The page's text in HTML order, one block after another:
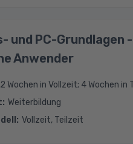
und PC-
Anwender
2 Wochen in Vollzeit; 4 Wochen in
: Weiterbildung
: Vollzeit, Teilzeit